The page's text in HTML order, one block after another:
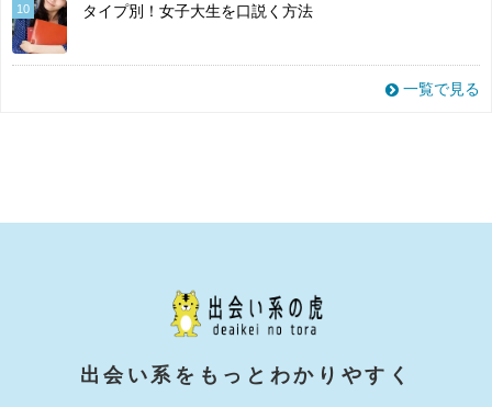
10 タイプ別！女子大生を口説く方法
一覧で見る
出会い系をもっとわかりやすく